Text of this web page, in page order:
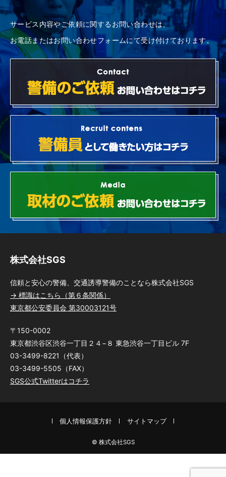
シ
ョ
ン
サービス内容やご依頼に関するお問い合わせは、
お電話またはお問い合わせフォームにて受け付けております。
株式会社SGS
信頼と安心の警備、交通誘導警備のことなら株式会社SGS
→ 標識はこちら（第６条関係）
東京都公安委員会 第30003121号
〒150-0002
東京都渋谷区渋谷一丁目２４−８ 東急渋谷一丁目ビル 7F
03-3499-8221（代表）
03-3499-5505（FAX）
SGS公式Twitterはコチラ
個人情報保護方針 サイトマップ
© 株式会社SGS